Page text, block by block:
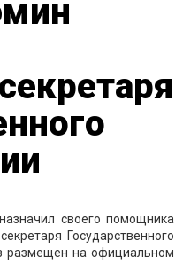
назначил своего помощника
Государственного
размещен на официальном